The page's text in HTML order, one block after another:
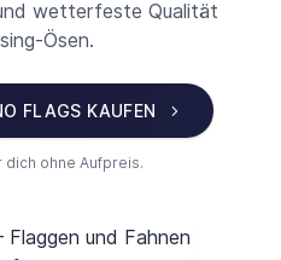
wetterfeste Qualität
Ösen.
FLAGS KAUFEN
dich ohne Aufpreis.